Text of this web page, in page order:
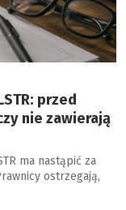
przed
nie zawierają
ma nastąpić za
ostrzegają,